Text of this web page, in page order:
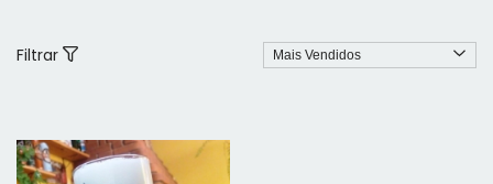
Filtrar